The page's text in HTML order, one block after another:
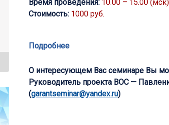
Время проведения: 10.00 – 15.00 (мск)
Стоимость: 1000 руб.
Подробнее
О интересующем Вас семинаре Вы
Руководитель проекта ВОС —
(garantseminar@yandex.ru)